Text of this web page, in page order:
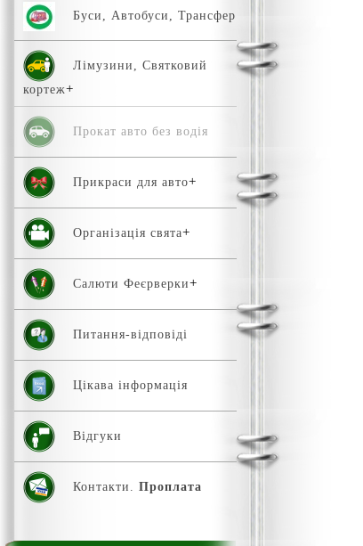
Буси, Автобуси, Трансфер
Лімузини, Святковий
кортеж
Прокат авто без водія
Прикраси для авто
Організація свята
Салюти Феєрверки
Питання-відповіді
Цікава інформація
Відгуки
Контакти. Проплата